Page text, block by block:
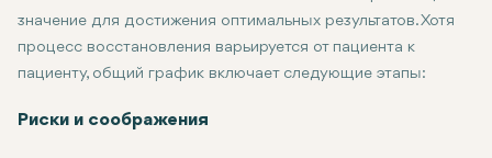
значение для достижения оптимальных результатов. Хотя
процесс восстановления варьируется от пациента к
пациенту, общий график включает следующие этапы:
Непосредственный послеоперационный период: Сразу
Риски и соображения